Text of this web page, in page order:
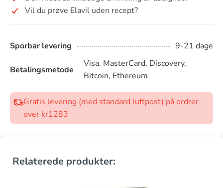
Vil du prøve Elavil uden recept?
Sporbar levering 9-21 dage
Betalingsmetode
Visa, MasterCard, Discovery,
Bitcoin, Ethereum
Gratis levering (med standard luftpost) på ordrer
over kr1283
Relaterede produkter: